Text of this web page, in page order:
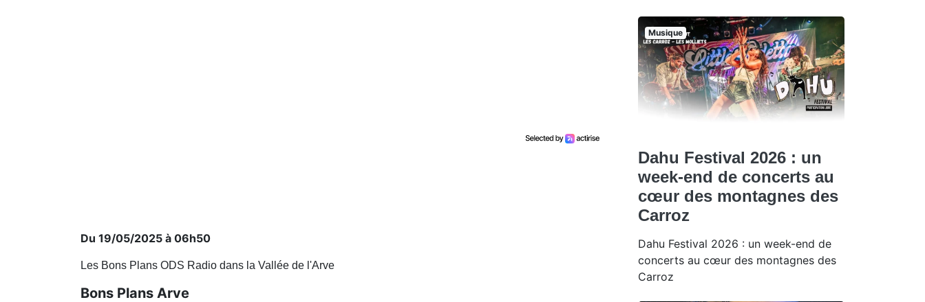
Du 19/05/2025 à 06h50
Les Bons Plans ODS Radio dans la Vallée de l'Arve
Bons Plans Arve
Musique
Dahu Festival 2026 : un
week-end de concerts au
cœur des montagnes des
Carroz
Dahu Festival 2026 : un week-end de
concerts au cœur des montagnes des
Carroz